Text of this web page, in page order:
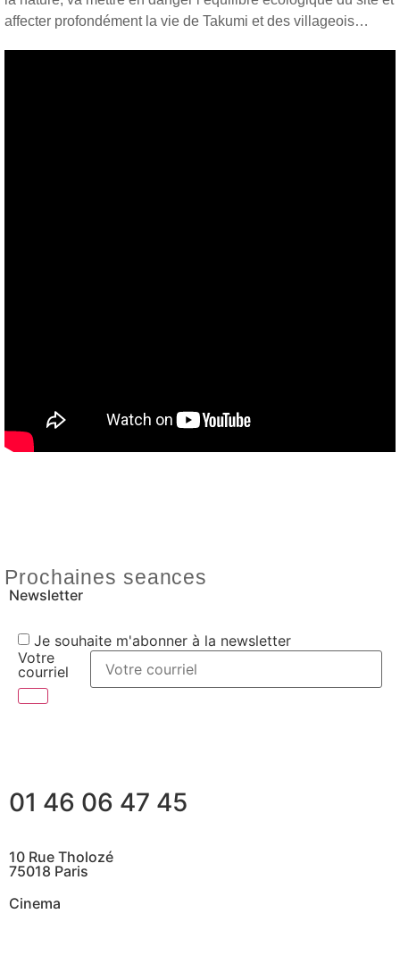
affecter profondément la vie de Takumi et des villageois…
Prochaines seances
Newsletter
Je souhaite m'abonner à la newsletter
Votre
courriel
01 46 06 47 45
10 Rue Tholozé
75018 Paris
Cinema